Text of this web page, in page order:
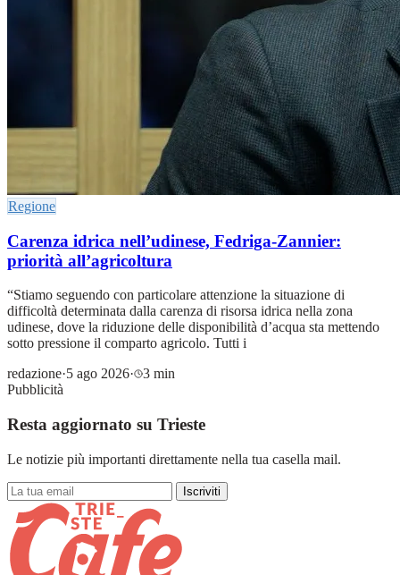
Regione
Carenza idrica nell’udinese, Fedriga-Zannier:
priorità all’agricoltura
“Stiamo seguendo con particolare attenzione la situazione di
difficoltà determinata dalla carenza di risorsa idrica nella zona
udinese, dove la riduzione delle disponibilità d’acqua sta mettendo
sotto pressione il comparto agricolo. Tutti i
redazione·5 ago 2026·
3 min
Pubblicità
Resta aggiornato su Trieste
Le notizie più importanti direttamente nella tua casella mail.
Iscriviti